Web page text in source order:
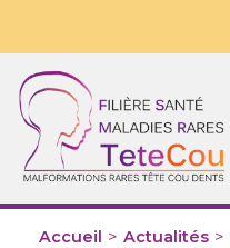
Accueil > Actualités >